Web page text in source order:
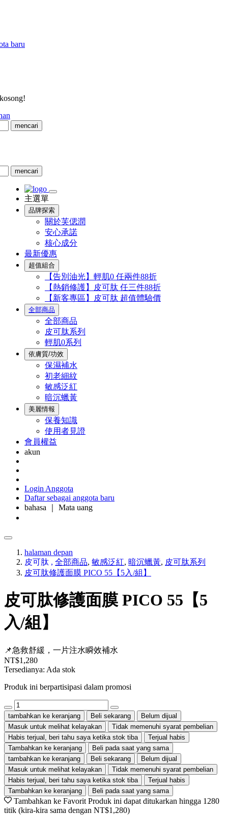
baru
mencari
mencari
主選單
品牌探索
關於芙偲潤
安心承諾
核心成分
最新優惠
超值組合
【告別油光】輕肌0 任兩件88折
【熱銷修護】皮可肽 任三件88折
【新客專區】皮可肽 超值體驗價
全部商品
全部商品
皮可肽系列
輕肌0系列
依膚質/功效
保濕補水
初老細紋
敏感泛紅
暗沉蠟黃
美麗情報
保養知識
使用者見證
會員權益
akun
Login Anggota
Daftar sebagai anggota baru
bahasa ｜ Mata uang
halaman depan
皮可肽 , 全部商品, 敏感泛紅, 暗沉蠟黃, 皮可肽系列
皮可肽修護面膜 PICO 55【5入/組】
皮可肽修護面膜 PICO 55【5
入/組】
📌急救舒緩，一片注水瞬效補水
NT$1,280
Tersedianya: Ada stok
Produk ini berpartisipasi dalam promosi
tambahkan ke keranjang Beli sekarang
Belum dijual
Masuk untuk melihat kelayakan
Tidak memenuhi syarat pembelian
Habis terjual, beri tahu saya ketika stok tiba
Terjual habis
Tambahkan ke keranjang
Beli pada saat yang sama
tambahkan ke keranjang
Beli sekarang
Belum dijual
Masuk untuk melihat kelayakan
Tidak memenuhi syarat pembelian
Habis terjual, beri tahu saya ketika stok tiba
Terjual habis
Tambahkan ke keranjang
Beli pada saat yang sama
Tambahkan ke Favorit Produk ini dapat ditukarkan hingga 1280
titik (kira-kira sama dengan NT$1,280)